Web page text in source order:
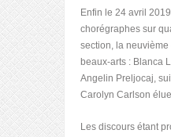
Enfin le 24 avril
chorégraphes sur
section, la neuvième
beaux-arts : Blanca
Angelin Preljocaj,
Carolyn Carlson
Les discours étant